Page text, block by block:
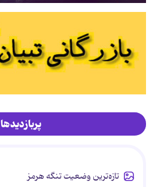
پربازدیدها
تازه‌ترین وضعیت تنگه هرمز